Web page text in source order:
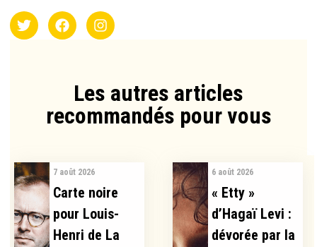
Les autres articles
recommandés pour vous​
7 août 2026
Carte noire
pour Louis-
Henri de La
6 août 2026
« Etty »
d’Hagaï Levi :
dévorée par la